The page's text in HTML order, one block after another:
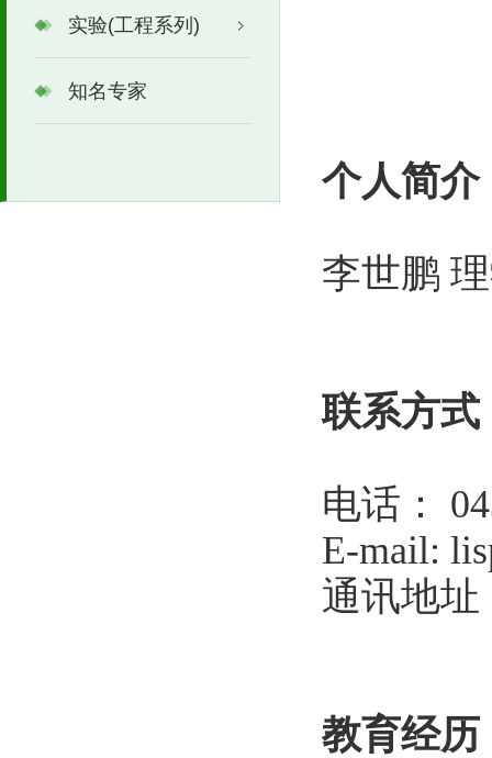
实验(工程系列)
知名专家
个人简介
李世鹏
联系方式
电话：
E-mail:
通讯地
教育经历